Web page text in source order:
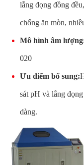
lắng đọng đồng
chống ăn mòn,
Mô hình âm
020
Ưu điểm bổ sung:
sát pH và lắng
dàng.